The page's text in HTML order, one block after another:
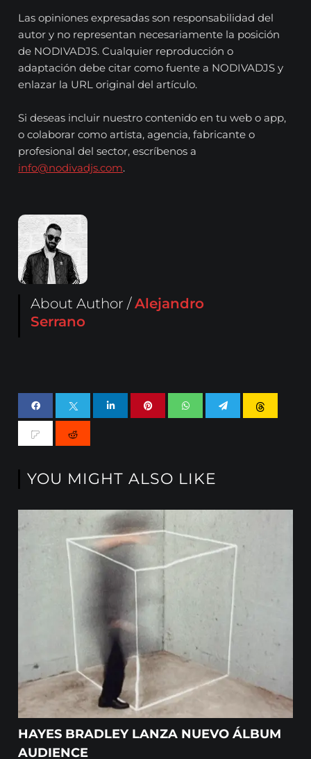
Las opiniones expresadas son responsabilidad del
autor y no representan necesariamente la posición
de NODIVADJS. Cualquier reproducción o
adaptación debe citar como fuente a NODIVADJS y
enlazar la URL original del artículo.
Si deseas incluir nuestro contenido en tu web o app,
o colaborar como artista, agencia, fabricante o
profesional del sector, escríbenos a
info@nodivadjs.com.
About Author /Alejandro
Serrano
YOU MIGHT ALSO LIKE
HAYES BRADLEY LANZA NUEVO ÁLBUM
AUDIENCE